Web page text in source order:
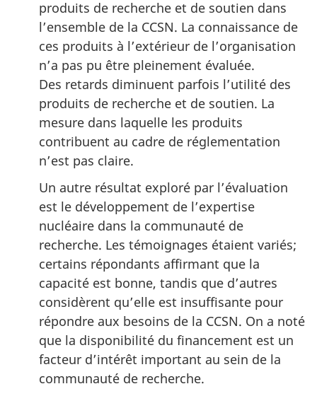
produits de recherche et de soutien dans
l’ensemble de la CCSN. La connaissance de
ces produits à l’extérieur de l’organisation
n’a pas pu être pleinement évaluée.
Des retards diminuent parfois l’utilité des
produits de recherche et de soutien. La
mesure dans laquelle les produits
contribuent au cadre de réglementation
n’est pas claire.
Un autre résultat exploré par l’évaluation
est le développement de l’expertise
nucléaire dans la communauté de
recherche. Les témoignages étaient variés;
certains répondants affirmant que la
capacité est bonne, tandis que d’autres
considèrent qu’elle est insuffisante pour
répondre aux besoins de la CCSN. On a noté
que la disponibilité du financement est un
facteur d’intérêt important au sein de la
communauté de recherche.